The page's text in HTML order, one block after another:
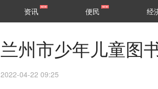
区县
资讯 便民 经
兰州市少年儿童图
2022-04-22 09:25